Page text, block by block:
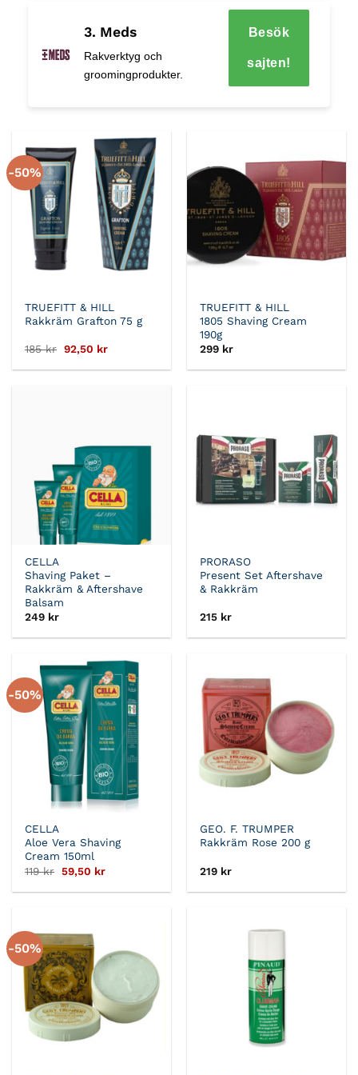
3. Meds
Rakverktyg och
groomingprodukter.
Besök
sajten!
-50%
TRUEFITT & HILL
Rakkräm Grafton 75 g
185kr Det
ursprungliga
priset
92,50 krDet
priset
TRUEFITT & HILL
1805 Shaving Cream
190g
299 kr
CELLA
Shaving Paket –
Rakkräm & Aftershave
Balsam
249 kr
PRORASO
Present Set Aftershave
& Rakkräm
215 kr
-50%
CELLA
Aloe Vera Shaving
Cream 150ml
119kr
Det
ursprungliga
priset
59,50 krDet
priset
GEO. F. TRUMPER
Rakkräm Rose 200 g
219 kr
-50%